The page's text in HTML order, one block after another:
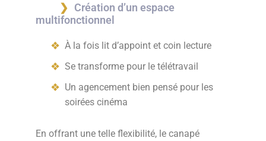
Création d’un espace
multifonctionnel
À la fois lit d’appoint et coin lecture
Se transforme pour le télétravail
Un agencement bien pensé pour les
soirées cinéma
En offrant une telle flexibilité, le canapé